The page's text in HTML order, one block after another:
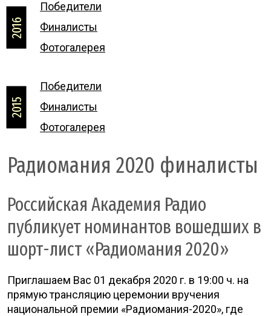
2016
Победители
Финалисты
Фотогалерея
2015
Победители
Финалисты
Фотогалерея
Радиомания 2020 финалисты
Российская Академия Радио
публикует номинантов вошедших в
шорт-лист «Радиомания 2020»
Приглашаем Вас 01 декабря 2020 г. в 19:00 ч. на
прямую трансляцию церемонии вручения
национальной премии «Радиомания-2020», где